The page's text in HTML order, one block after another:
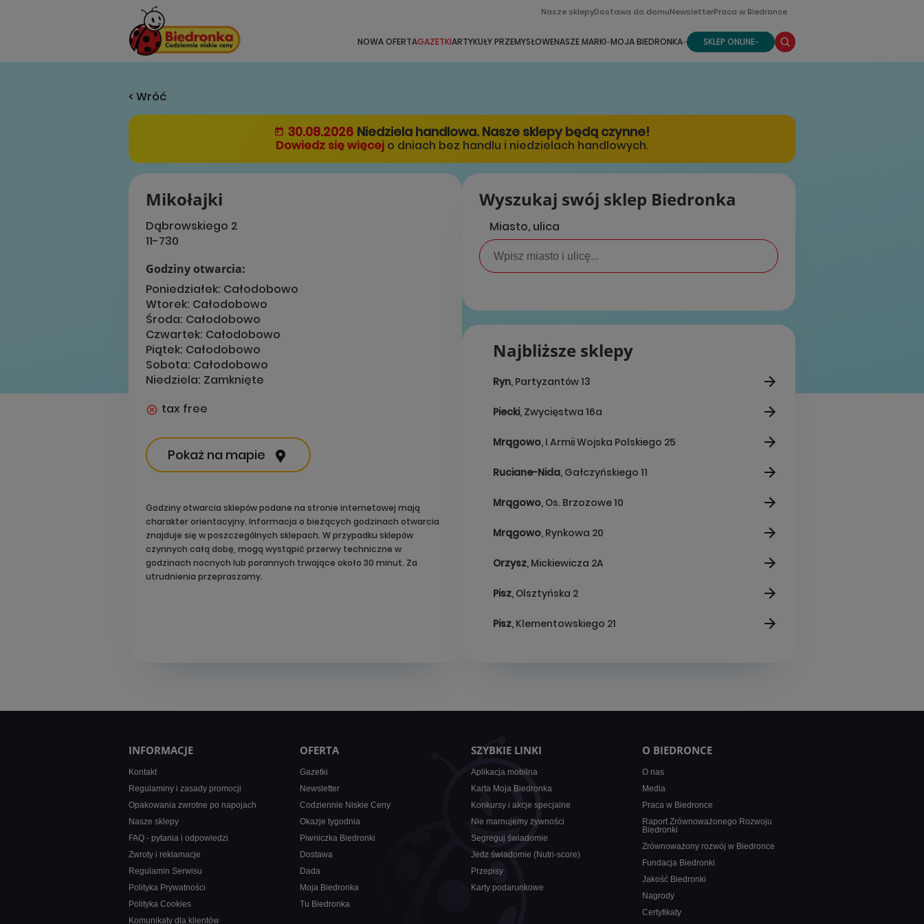
Nasze sklepyDostawa do domuNewsletterPraca w Biedronce
NOWA OFERTAGAZETKIARTYKUŁY PRZEMYSŁOWENASZE MARKI MOJA BIEDRONKA SKLEP ONLINE
< Wróć
30.08.2026 Niedziela handlowa. Nasze sklepy będą czynne!
Dowiedz się więcej o dniach bez handlu i niedzielach handlowych.
Mikołajki
Dąbrowskiego 2
11-730
Godziny otwarcia:
Poniedziałek: Całodobowo
Wtorek: Całodobowo
Środa: Całodobowo
Czwartek: Całodobowo
Piątek: Całodobowo
Sobota: Całodobowo
Niedziela: Zamknięte
tax free
Pokaż na mapie
Godziny otwarcia sklepów podane na stronie internetowej mają
charakter orientacyjny. Informacja o bieżących godzinach otwarcia
znajduje się w poszczególnych sklepach. W przypadku sklepów
czynnych całą dobę, mogą wystąpić przerwy techniczne w
godzinach nocnych lub porannych trwające około 30 minut. Za
utrudnienia przepraszamy.
Wyszukaj swój sklep Biedronka
Miasto, ulica
Najbliższe sklepy
Ryn, Partyzantów 13
Piecki, Zwycięstwa 16a
Mrągowo, I Armii Wojska Polskiego 25
Ruciane-Nida, Gałczyńskiego 11
Mrągowo, Os. Brzozowe 10
Mrągowo, Rynkowa 20
Orzysz, Mickiewicza 2A
Pisz, Olsztyńska 2
Pisz, Klementowskiego 21
INFORMACJE
Kontakt
Regulaminy i zasady promocji
Opakowania zwrotne po napojach
Nasze sklepy
FAQ - pytania i odpowiedzi
Zwroty i reklamacje
Regulamin Serwisu
Polityka Prywatności
Polityka Cookies
Komunikaty dla klientów
OFERTA
Gazetki
Newsletter
Codziennie Niskie Ceny
Okazje tygodnia
Piwniczka Biedronki
Dostawa
Dada
Moja Biedronka
Tu Biedronka
SZYBKIE LINKI
Aplikacja mobilna
Karta Moja Biedronka
Konkursy i akcje specjalne
Nie marnujemy żywności
Segreguj świadomie
Jedz świadomie (Nutri-score)
Przepisy
Karty podarunkowe
O BIEDRONCE
O nas
Media
Praca w Biedronce
Raport Zrównoważonego Rozwoju
Biedronki
Zrównoważony rozwój w Biedronce
Fundacja Biedronki
Jakość Biedronki
Nagrody
Certyfikaty